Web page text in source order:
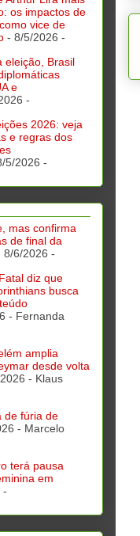
os impactos de
vice de
- 8/5/2026 -
eleição, Brasil
e
-
2026: veja
e regras dos
5/2026 -
mas confirma
de final da
8/6/2026 -
diz que
busca
- Fernanda
amplia
desde volta
- Klaus
de fúria de
- Marcelo
terá pausa
em
-